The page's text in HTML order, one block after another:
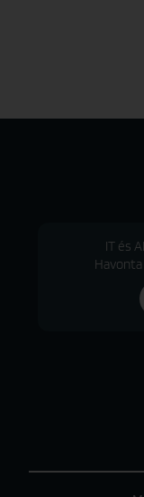
IT és
Havonta